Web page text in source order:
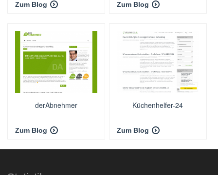
Zum Blog Zum Blog
derAbnehmer
Zum Blog
Küchenhelfer-24
Zum Blog